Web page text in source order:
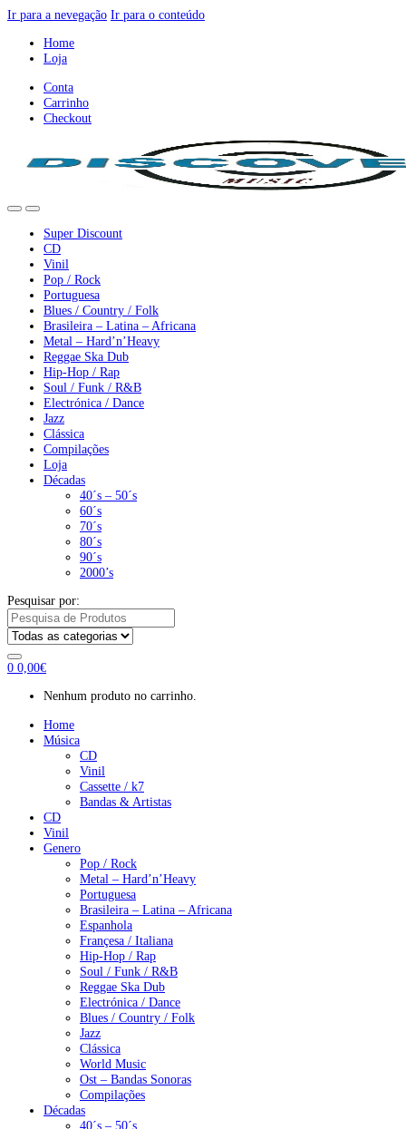
Ir para a nevegação Ir para o conteúdo
Home
Loja
Conta
Carrinho
Checkout
Super Discount
CD
Vinil
Pop / Rock
Portuguesa
Blues / Country / Folk
Brasileira – Latina – Africana
Metal – Hard’n’Heavy
Reggae Ska Dub
Hip-Hop / Rap
Soul / Funk / R&B
Electrónica / Dance
Jazz
Clássica
Compilações
Loja
Décadas
40´s – 50´s
60´s
70´s
80´s
90´s
2000’s
Pesquisar por:
0 0,00€
Nenhum produto no carrinho.
Home
Música
CD
Vinil
Cassette / k7
Bandas & Artistas
CD
Vinil
Genero
Pop / Rock
Metal – Hard’n’Heavy
Portuguesa
Brasileira – Latina – Africana
Espanhola
Françesa / Italiana
Hip-Hop / Rap
Soul / Funk / R&B
Reggae Ska Dub
Electrónica / Dance
Blues / Country / Folk
Jazz
Clássica
World Music
Ost – Bandas Sonoras
Compilações
Décadas
40´s – 50´s